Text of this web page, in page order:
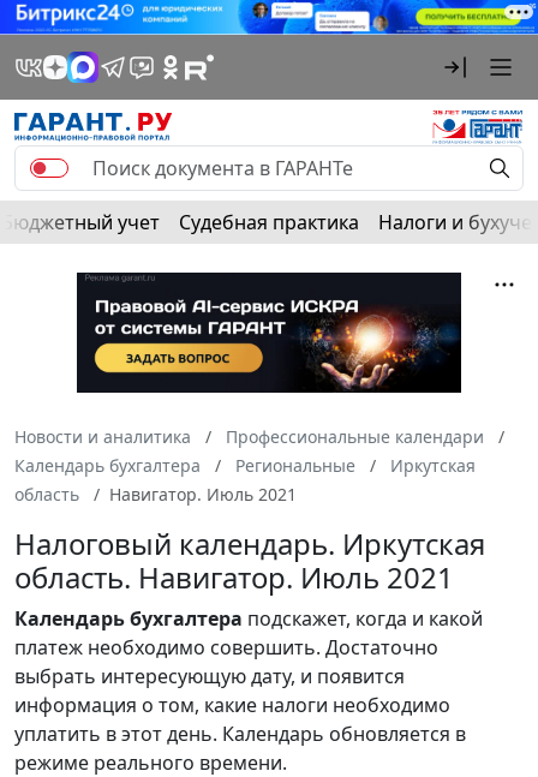
Бюджетный учет Судебная практика Налоги и
Новости и аналитика
Профессиональные календари
Календарь бухгалтера
Региональные
Иркутская
область
Навигатор. Июль 2021
Налоговый календарь. Иркутская
область. Навигатор. Июль 2021
Календарьбухгалтера подскажет, когда и какой
платеж необходимо совершить. Достаточно
выбрать интересующую дату, и появится
информация о том, какие налоги необходимо
уплатить в этот день. Календарь обновляется в
режиме реального времени.